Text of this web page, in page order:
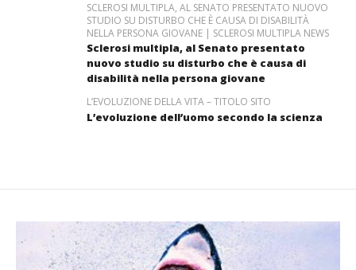
SCLEROSI MULTIPLA, AL SENATO PRESENTATO NUOVO
STUDIO SU DISTURBO CHE È CAUSA DI DISABILITÀ
NELLA PERSONA GIOVANE | SCLEROSI MULTIPLA NEWS
Sclerosi multipla, al Senato presentato
nuovo studio su disturbo che è causa di
disabilità nella persona giovane
L’EVOLUZIONE DELLA VITA – TITOLO SITO
L’evoluzione dell’uomo secondo la scienza